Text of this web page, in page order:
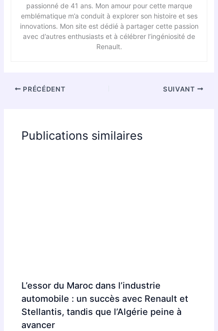
passionné de 41 ans. Mon amour pour cette marque
emblématique m’a conduit à explorer son histoire et ses
innovations. Mon site est dédié à partager cette passion
avec d’autres enthusiasts et à célébrer l’ingéniosité de
Renault.
PRÉCÉDENT SUIVANT
Publications similaires
L’essor du Maroc dans l’industrie
automobile : un succès avec Renault et
Stellantis, tandis que l’Algérie peine à
avancer